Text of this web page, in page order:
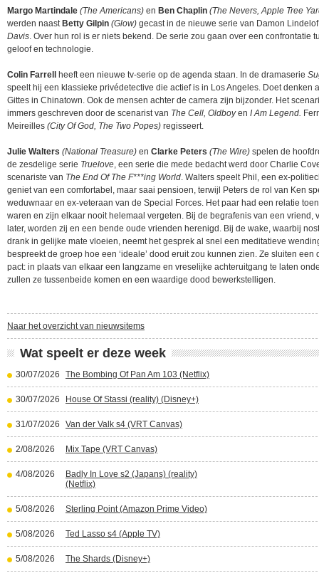
Margo Martindale (The Americans) en Ben Chaplin (The Nevers, Apple Tree
werden naast Betty Gilpin (Glow) gecast in de nieuwe serie van Damon
Davis. Over hun rol is er niets bekend. De serie zou gaan over een confrontatie
geloof en technologie.
Colin Farrell heeft een nieuwe tv-serie op de agenda staan. In de dramaserie
speelt hij een klassieke privédetective die actief is in Los Angeles. Doet denken
Gittes in Chinatown. Ook de mensen achter de camera zijn bijzonder. Het
immers geschreven door de scenarist van The Cell, Oldboyen I Am Legend.
Meireilles (City Of God, The Two Popes) regisseert.
Julie Walters (National Treasure) en Clarke Peters (The Wire) spelen de
de zesdelige serie Truelove, een serie die mede bedacht werd door Charlie
scenariste van The End Of The F***ing World. Walters speelt Phil, een ex-
geniet van een comfortabel, maar saai pensioen, terwijl Peters de rol van Ken
weduwnaar en ex-veteraan van de Special Forces. Het paar had een relatie
waren en zijn elkaar nooit helemaal vergeten. Bij de begrafenis van een vriend,
later, worden zij en een bende oude vrienden herenigd. Bij de wake, waarbij
drank in gelijke mate vloeien, neemt het gesprek al snel een meditatieve
bespreekt de groep hoe een ‘ideale’ dood eruit zou kunnen zien. Ze sluiten een
pact: in plaats van elkaar een langzame en vreselijke achteruitgang te laten
zullen ze tussenbeide komen en een waardige dood bewerkstelligen.
Naar het overzicht van nieuwsitems
Wat speelt er deze week
30/07/2026 The Bombing Of Pan Am 103 (Netflix)
30/07/2026 House Of Stassi (reality) (Disney+)
31/07/2026 Van der Valk s4 (VRT Canvas)
2/08/2026 Mix Tape (VRT Canvas)
4/08/2026
Badly In Love s2 (Japans) (reality)
(Netflix)
5/08/2026 Sterling Point (Amazon Prime Video)
5/08/2026 Ted Lasso s4 (Apple TV)
5/08/2026 The Shards (Disney+)